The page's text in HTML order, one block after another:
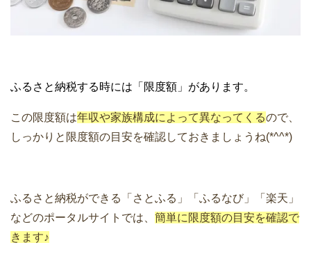
ふるさと納税する時には「限度額」があります。
この限度額は年収や家族構成によって異なってくるので、
しっかりと限度額の目安を確認しておきましょうね(*^^*)
ふるさと納税ができる「さとふる」「ふるなび」「楽天」
などのポータルサイトでは、 簡単に限度額の目安を確認で
きます♪